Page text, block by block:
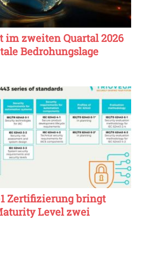
im zweiten Quartal 2026
Bedrohungslage
Zertifizierung bringt
Level zwei